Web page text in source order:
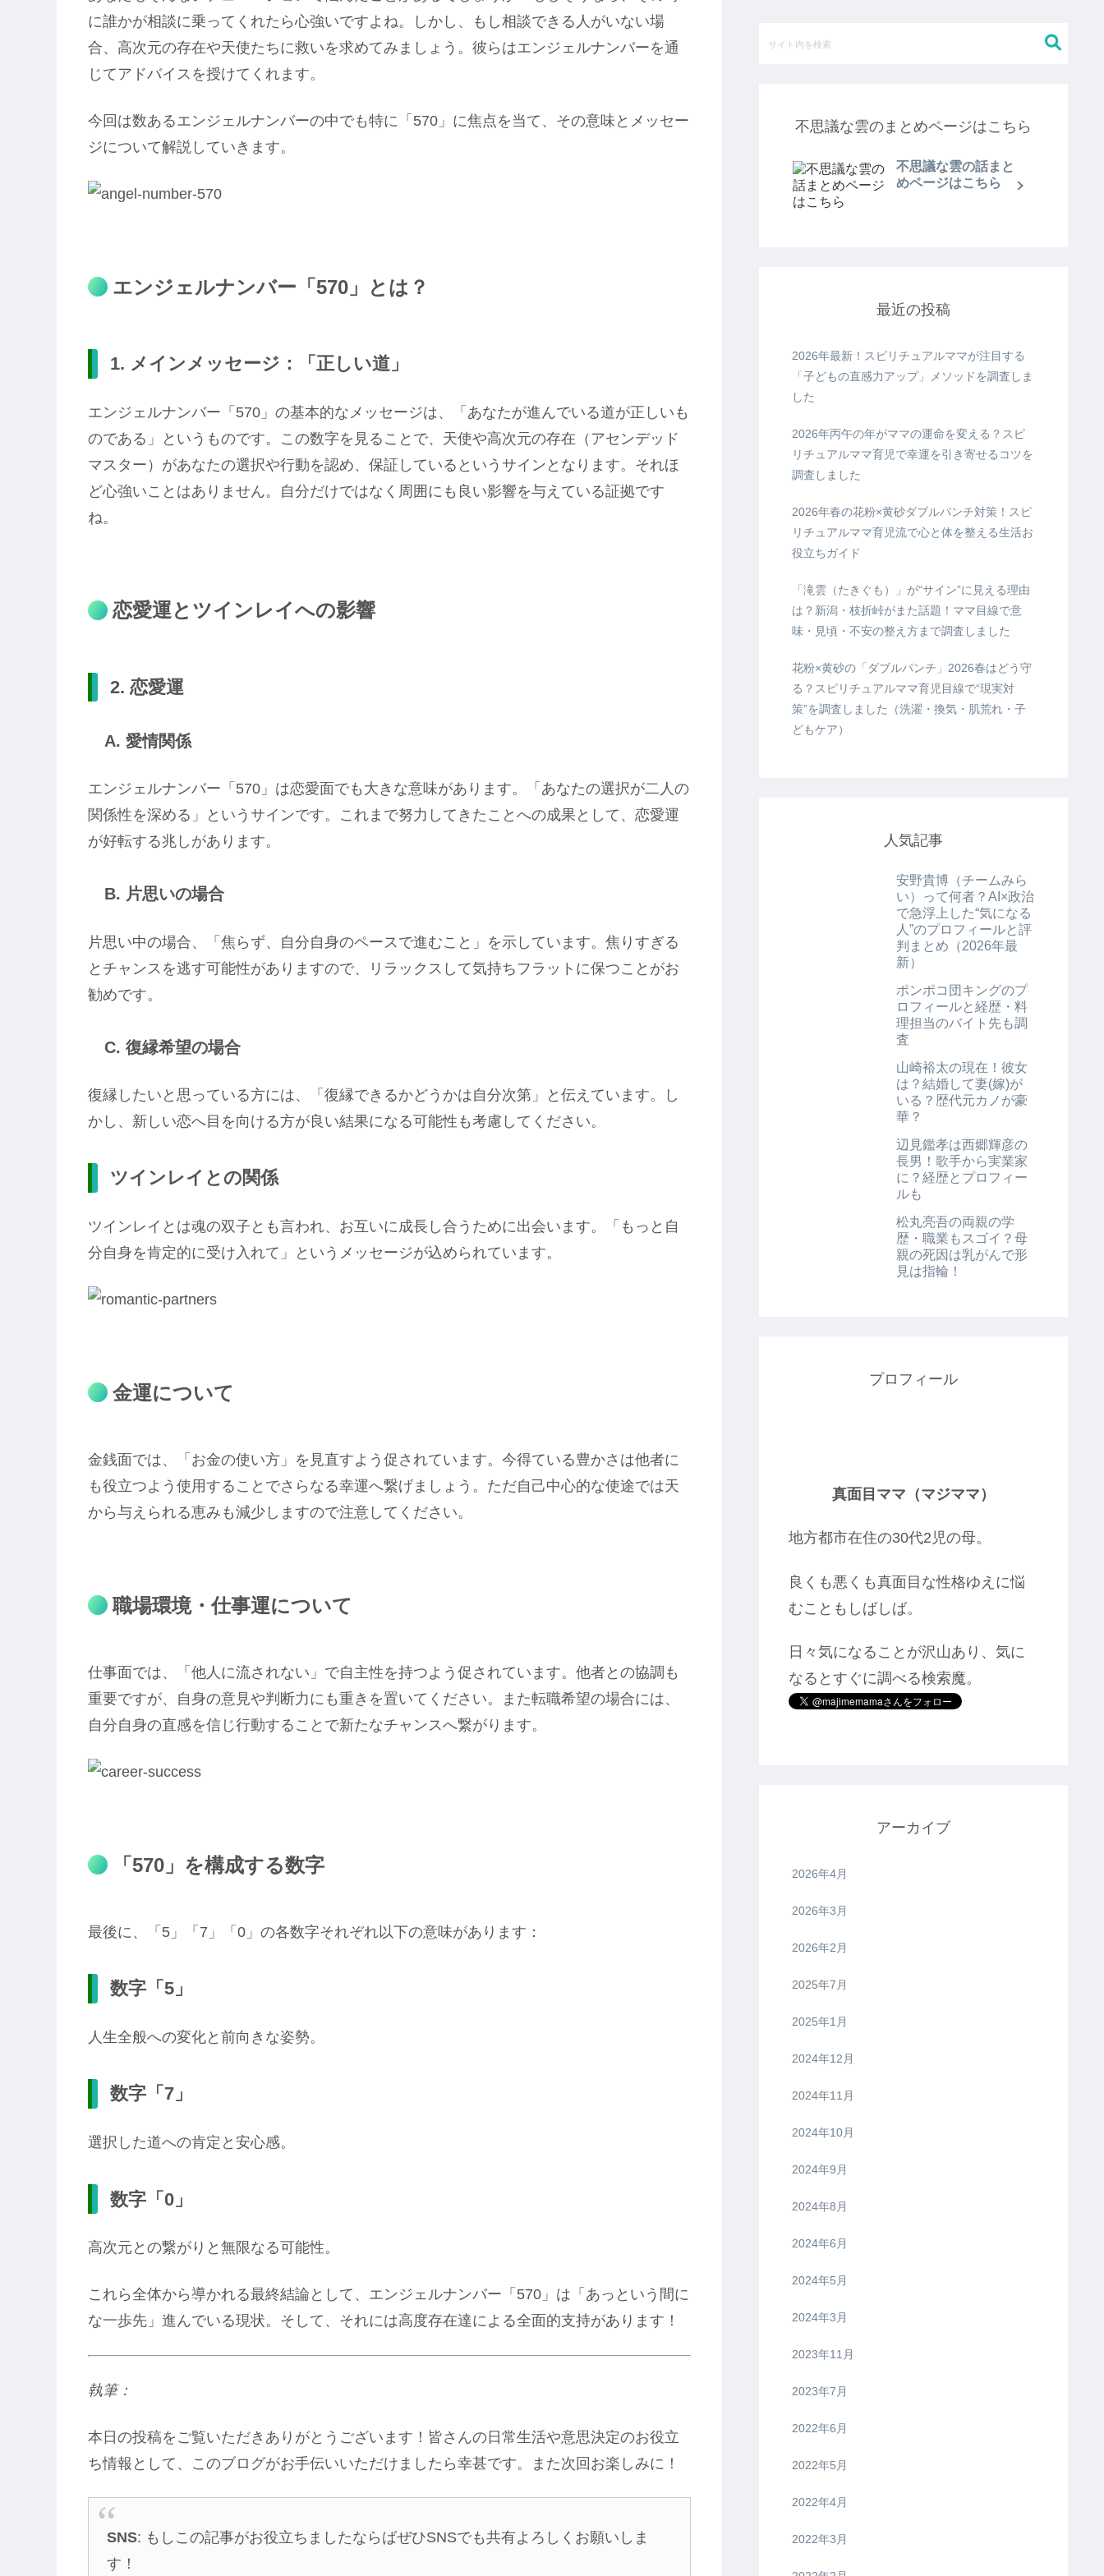
に誰かが相談に乗ってくれたら心強いですよね。しかし、もし相談できる人がいない場
合、高次元の存在や天使たちに救いを求めてみましょう。彼らはエンジェルナンバーを通
じてアドバイスを授けてくれます。
今回は数あるエンジェルナンバーの中でも特に「570」に焦点を当て、その意味とメッセー
ジについて解説していきます。
エンジェルナンバー「570」とは？
1. メインメッセージ：「正しい道」
エンジェルナンバー「570」の基本的なメッセージは、「あなたが進んでいる道が正しいも
のである」というものです。この数字を見ることで、天使や高次元の存在（アセンデッド
マスター）があなたの選択や行動を認め、保証しているというサインとなります。それほ
ど心強いことはありません。自分だけではなく周囲にも良い影響を与えている証拠です
ね。
恋愛運とツインレイへの影響
2. 恋愛運
A. 愛情関係
エンジェルナンバー「570」は恋愛面でも大きな意味があります。「あなたの選択が二人の
関係性を深める」というサインです。これまで努力してきたことへの成果として、恋愛運
が好転する兆しがあります。
B. 片思いの場合
片思い中の場合、「焦らず、自分自身のペースで進むこと」を示しています。焦りすぎる
とチャンスを逃す可能性がありますので、リラックスして気持ちフラットに保つことがお
勧めです。
C. 復縁希望の場合
復縁したいと思っている方には、「復縁できるかどうかは自分次第」と伝えています。し
かし、新しい恋へ目を向ける方が良い結果になる可能性も考慮してください。
ツインレイとの関係
ツインレイとは魂の双子とも言われ、お互いに成長し合うために出会います。「もっと自
分自身を肯定的に受け入れて」というメッセージが込められています。
金運について
金銭面では、「お金の使い方」を見直すよう促されています。今得ている豊かさは他者に
も役立つよう使用することでさらなる幸運へ繋げましょう。ただ自己中心的な使途では天
から与えられる恵みも減少しますので注意してください。
職場環境・仕事運について
仕事面では、「他人に流されない」で自主性を持つよう促されています。他者との協調も
重要ですが、自身の意見や判断力にも重きを置いてください。また転職希望の場合には、
自分自身の直感を信じ行動することで新たなチャンスへ繋がります。
「570」を構成する数字
最後に、「5」「7」「0」の各数字それぞれ以下の意味があります：
数字「5」
人生全般への変化と前向きな姿勢。
数字「7」
選択した道への肯定と安心感。
数字「0」
高次元との繋がりと無限なる可能性。
これら全体から導かれる最終結論として、エンジェルナンバー「570」は「あっという間に
な一歩先」進んでいる現状。そして、それには高度存在達による全面的支持があります！
執筆：
本日の投稿をご覧いただきありがとうございます！皆さんの日常生活や意思決定のお役立
ち情報として、このブログがお手伝いいただけましたら幸甚です。また次回お楽しみに！
SNS: もしこの記事がお役立ちましたならばぜひSNSでも共有よろしくお願いしま
す！
不思議な雲のまとめページはこちら
不思議な雲の話まと
めページはこちら
最近の投稿
2026年最新！スピリチュアルママが注目する
「子どもの直感力アップ」メソッドを調査しま
した
2026年丙午の年がママの運命を変える？スピ
リチュアルママ育児で幸運を引き寄せるコツを
調査しました
2026年春の花粉×黄砂ダブルパンチ対策！スピ
リチュアルママ育児流で心と体を整える生活お
役立ちガイド
「滝雲（たきぐも）」が“サイン”に見える理由
は？新潟・枝折峠がまた話題！ママ目線で意
味・見頃・不安の整え方まで調査しました
花粉×黄砂の「ダブルパンチ」2026春はどう守
る？スピリチュアルママ育児目線で“現実対
策”を調査しました（洗濯・換気・肌荒れ・子
どもケア）
人気記事
安野貴博（チームみら
い）って何者？AI×政治
で急浮上した“気になる
人”のプロフィールと評
判まとめ（2026年最
新）
ポンポコ団キングのプ
ロフィールと経歴・料
理担当のバイト先も調
査
山崎裕太の現在！彼女
は？結婚して妻(嫁)が
いる？歴代元カノが豪
華？
辺見鑑孝は西郷輝彦の
長男！歌手から実業家
に？経歴とプロフィー
ルも
松丸亮吾の両親の学
歴・職業もスゴイ？母
親の死因は乳がんで形
見は指輪！
プロフィール
真面目ママ（マジママ）
地方都市在住の30代2児の母。
良くも悪くも真面目な性格ゆえに悩
むこともしばしば。
日々気になることが沢山あり、気に
なるとすぐに調べる検索魔。
アーカイブ
2026年4月
2026年3月
2026年2月
2025年7月
2025年1月
2024年12月
2024年11月
2024年10月
2024年9月
2024年8月
2024年6月
2024年5月
2024年3月
2023年11月
2023年7月
2022年6月
2022年5月
2022年4月
2022年3月